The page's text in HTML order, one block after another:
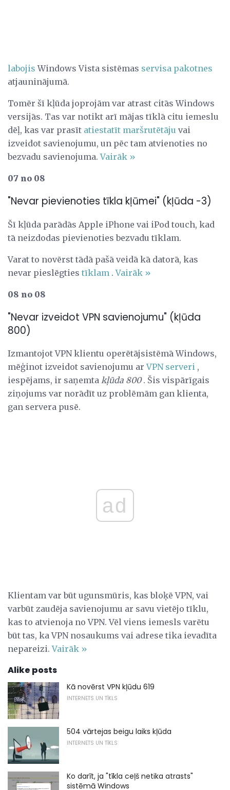
labojis Windows Vista sistēmas servisa pakotnes
atjauninājumā.
Tomēr šī kļūda joprojām var atrast citās Windows
versijās. Tas var notikt arī mājas tīklā citu iemeslu
dēļ, kas var prasīt atiestatīt maršrutētāju vai
izveidot savienojumu, un pēc tam atvienoties no
bezvadu savienojuma.Vairāk »
07 no 08
"Nevar pievienoties tīkla kļūmei" (kļūda -3)
Šī kļūda parādās Apple iPhone vai iPod touch, kad
tā neizdodas pievienoties bezvadu tīklam.
Varat to novērst tādā pašā veidā kā datorā, kas
nevar pieslēgties tīklam .Vairāk »
08 no 08
"Nevar izveidot VPN savienojumu" (kļūda
800)
Izmantojot VPN klientu operētājsistēmā Windows,
mēģinot izveidot savienojumu arVPN serveri ,
iespējams, ir saņemta kļūda 800. Šis vispārīgais
ziņojums var norādīt uz problēmām gan klienta,
gan servera pusē.
ad
Klientam var būt ugunsmūris, kas bloķē VPN, vai
varbūt zaudēja savienojumu ar savu vietējo tīklu,
kas to atvienoja no VPN. Vēl viens iemesls varētu
būt tas, ka VPN nosaukums vai adrese tika ievadīta
nepareizi.Vairāk »
Alike posts
Kā novērst VPN kļūdu 619
INTERNETS UN TĪKLS
504 vārtejas beigu laiks kļūda
INTERNETS UN TĪKLS
Ko darīt, ja "tīkla ceļš netika atrasts"
sistēmā Windows